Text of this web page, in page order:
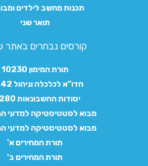
תכנות מחשב לילדים
תואר שני
קורסים נבחרים באתר
תורת המימון 10230
חדו"א לכלכלה וניהול 10142
יסודות החשבונאות 10280
מבוא לסטטיסטיקה למדעי
מבוא לסטטיסטיקה למדעי
תורת המחירים א'
תורת המחירים ב'